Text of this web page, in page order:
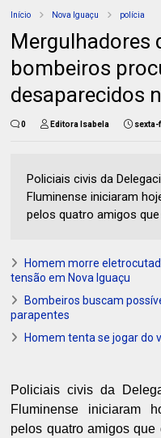
Início Nova Iguaçu polícia
Mergulhadores
bombeiros
desaparecidos
0 Editora Isabela sexta-
Policiais civis da
Fluminense iniciaram
pelos quatro amigos que
Homem morre
tensão em Nova Iguaçu
Bombeiros buscam
parapentes
Homem tenta se jogar do
Policiais civis da
Fluminense iniciaram
pelos quatro amigos que